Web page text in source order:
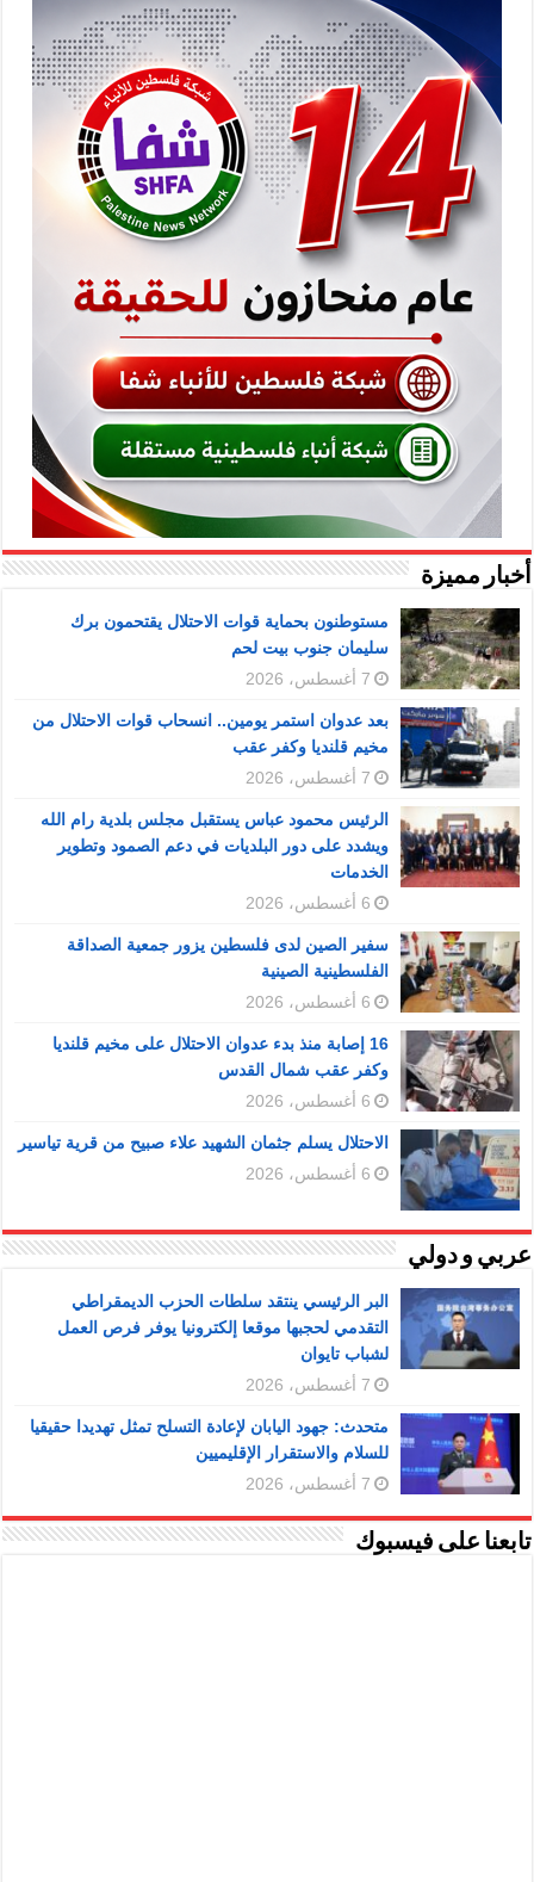
أخبار مميزة
مستوطنون بحماية قوات الاحتلال يقتحمون برك
سليمان جنوب بيت لحم
7 أغسطس، 2026
بعد عدوان استمر يومين.. انسحاب قوات الاحتلال من
مخيم قلنديا وكفر عقب
7 أغسطس، 2026
الرئيس محمود عباس يستقبل مجلس بلدية رام الله
ويشدد على دور البلديات في دعم الصمود وتطوير
الخدمات
6 أغسطس، 2026
سفير الصين لدى فلسطين يزور جمعية الصداقة
الفلسطينية الصينية
6 أغسطس، 2026
16 إصابة منذ بدء عدوان الاحتلال على مخيم قلنديا
وكفر عقب شمال القدس
6 أغسطس، 2026
الاحتلال يسلم جثمان الشهيد علاء صبيح من قرية تياسير
6 أغسطس، 2026
عربي و دولي
البر الرئيسي ينتقد سلطات الحزب الديمقراطي
التقدمي لحجبها موقعا إلكترونيا يوفر فرص العمل
لشباب تايوان
7 أغسطس، 2026
متحدث: جهود اليابان لإعادة التسلح تمثل تهديدا حقيقيا
للسلام والاستقرار الإقليميين
7 أغسطس، 2026
تابعنا على فيسبوك